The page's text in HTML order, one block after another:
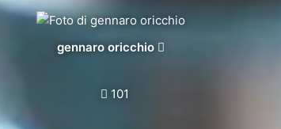
gennaro oricchio
101